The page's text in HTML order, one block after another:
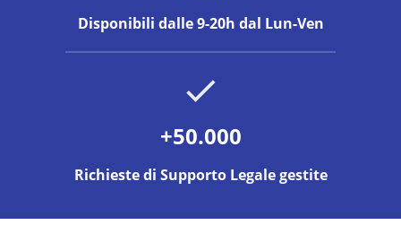
Disponibili dalle 9-20h dal Lun-Ven
+50.000
Richieste di Supporto Legale gestite